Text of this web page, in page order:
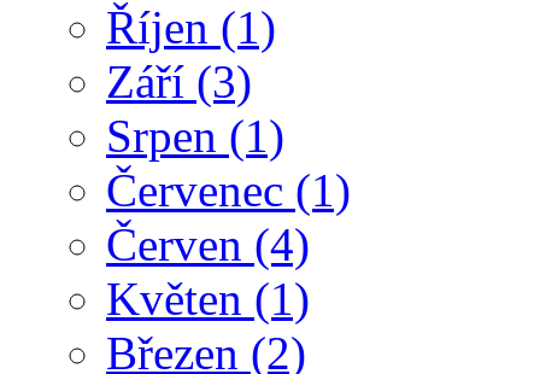
Říjen (1)
Září (3)
Srpen (1)
Červenec (1)
Červen (4)
Květen (1)
Březen (2)